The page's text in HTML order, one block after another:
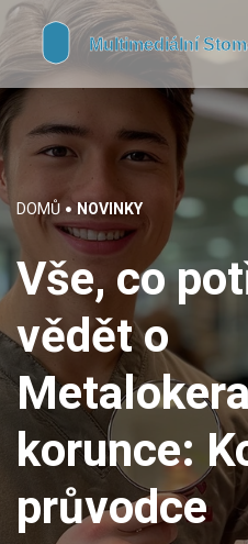
DOMŮ NOVINKY
Vše, co
vědět o
korunce:
průvodce